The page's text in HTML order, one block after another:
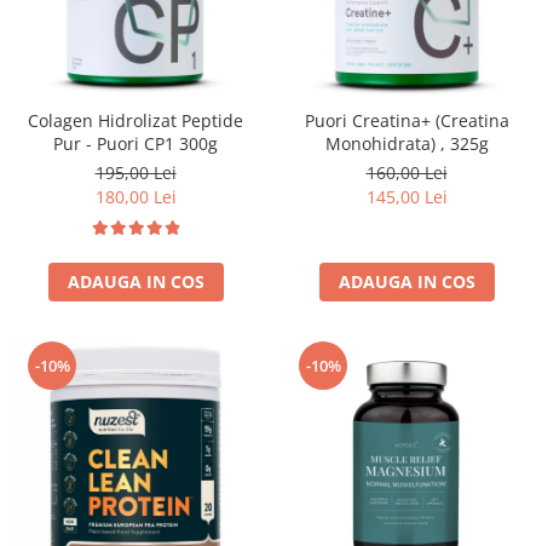
Colagen Hidrolizat Peptide
Pur - Puori CP1 300g
195,00 Lei
180,00 Lei
ADAUGA IN COS
Puori Creatina+ (Creatina
Monohidrata) , 325g
160,00 Lei
145,00 Lei
ADAUGA IN COS
-10% -10%